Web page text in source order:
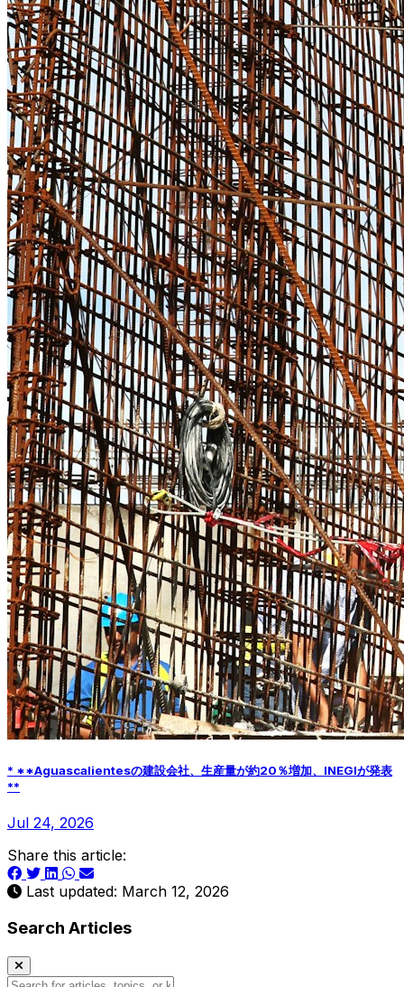
* **Aguascalientesの建設会社、生産量が約20％増加、INEGIが発表
**
Jul 24, 2026
Share this article:
Last updated: March 12, 2026
Search Articles